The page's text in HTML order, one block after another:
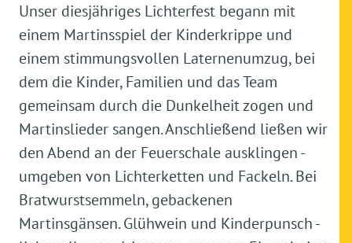
Unser diesjähriges Lichterfest begann mit
einem Martinsspiel der Kinderkrippe und
einem stimmungsvollen Laternenumzug, bei
dem die Kinder, Familien und das Team
gemeinsam durch die Dunkelheit zogen und
Martinslieder sangen. Anschließend ließen wir
den Abend an der Feuerschale ausklingen -
umgeben von Lichterketten und Fackeln. Bei
Bratwurstsemmeln, gebackenen
Martinsgänsen. Glühwein und Kinderpunsch -